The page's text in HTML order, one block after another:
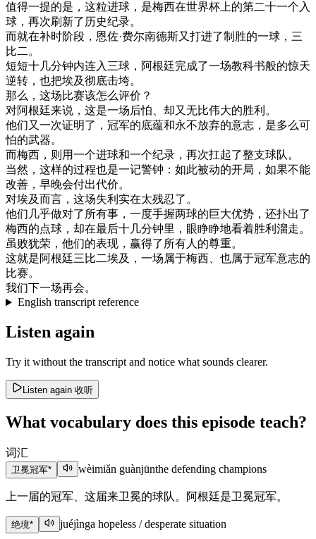
值得一提的是 ， 这粒进球 ， 是梅西在世界杯上的第二十一个入
球 ， 再次刷新了历史纪录。
而就在补时阶段 ， 恩佐·费尔南德斯又打进了制胜的一球 ， 三
比二。
短短十几分钟内连入三球 ， 阿根廷完成了一场教科书般的惊天
逆转 ， 也把埃及彻底击垮。
那么 ， 这场比赛该怎么评价 ？
对阿根廷来说 ， 这是一场后怕、 却又无比伟大的胜利 。
他们又一次证明了 ， 冠军的底蕴和永不放弃的意志 ， 是多么可
怕的武器。
而梅西 ， 则 用一个进球和一个纪录 ， 再次扛起了整支球队。
当然 ， 这样的过程也是一记警钟 ： 如此被动的开局 ， 如果不能
改善 ， 早晚会付出代价。
对埃及而言 ， 这场失利 实在太残忍了。
他们几乎做对了所有事 ， 一度手握两球的巨大优势 ， 还扑出了
梅西的点球 ， 却在最后十几分钟里 ， 眼睁睁地看着胜利 溜走。
虽败犹荣 ， 他们的表现 ， 赢得了所有人的尊重。
这就是阿根廷三比二埃及 ， 一场属于梅西、 也属于冠军意志的
比赛。
我们下一场再会。
English transcript reference
Listen again
Try it without the transcript and notice what sounds clearer.
Listen again 收听
What vocabulary does this episode teach?
词汇
卫冕冠军* wèimiǎn guànjūnthe defending champions
上一届的冠军、这届来卫冕的球队。阿根廷是卫冕冠军。
绝境* juéjìnga hopeless / desperate situation